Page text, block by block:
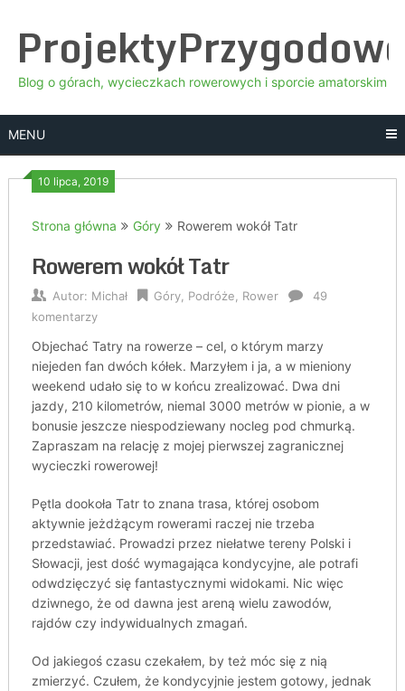
content
Blog o górach, wycieczkach rowerowych i sporcie amatorskim
MENU
10 lipca, 2019
Strona główna Góry Rowerem wokół Tatr
Rowerem wokół Tatr
Autor: Michał Góry, Podróże Rower
49
komentarzy
Objechać Tatry na rowerze – cel, o którym marzy
niejeden fan dwóch kółek. Marzyłem i ja, a w mieniony
weekend udało się to w końcu zrealizować. Dwa dni
jazdy, 210 kilometrów, niemal 3000 metrów w pionie, a w
bonusie jeszcze niespodziewany nocleg pod chmurką.
Zapraszam na relację z mojej pierwszej zagranicznej
wycieczki rowerowej!
Pętla dookoła Tatr to znana trasa, której osobom
aktywnie jeżdżącym rowerami raczej nie trzeba
przedstawiać. Prowadzi przez niełatwe tereny Polski i
Słowacji, jest dość wymagająca kondycyjne, ale potrafi
odwdzięczyć się fantastycznymi widokami. Nic więc
dziwnego, że od dawna jest areną wielu zawodów,
rajdów czy indywidualnych zmagań.
Od jakiegoś czasu czekałem, by też móc się z nią
zmierzyć. Czułem, że kondycyjnie jestem gotowy, jednak